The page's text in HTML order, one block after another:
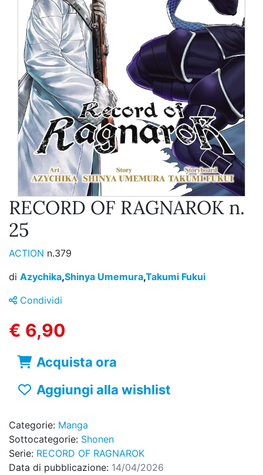
RECORD OF RAGNAROK n.
25
ACTION n.379
di Azychika,Shinya Umemura,Takumi Fukui
Condividi
€ 6,90
Acquista ora
Aggiungi alla wishlist
Categorie: Manga
Sottocategorie: Shonen
Serie: RECORD OF RAGNAROK
Data di pubblicazione: 14/04/2026